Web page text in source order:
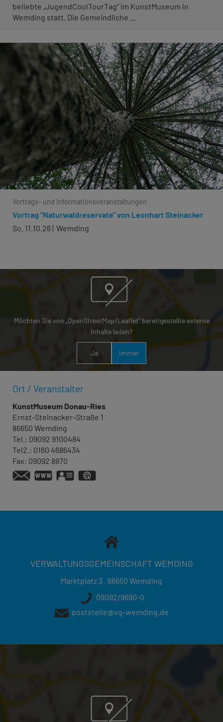
beliebte „JugendCoolTourTag“ im KunstMuseum in
Wemding statt. Die Gemeindliche ...
Vortrags- und Informationsveranstaltungen
Vortrag "Naturwaldreservate" von Leonhart Steinacker
So. 11.10.26 Wemding
Möchten Sie von „OpenStreetMap/Leaflet“ bereitgestellte externe
Inhalte laden?
Ja Immer
Ort / Veranstalter
KunstMuseum Donau-Ries
Ernst-Steinacker-Straße 1
86650 Wemding
Tel.: 09092 9100484
Tel2.: 0160 4686434
Fax: 09092 8870
www.kunstmuseum-donauries.de/aktuell.htm
vCard
VERWALTUNGSGEMEINSCHAFT WEMDING
Marktplatz 3 . 86650 Wemding
09092/9690-0
poststelle@vg-wemding.de